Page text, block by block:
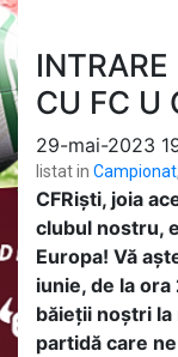
CU FC U
29-mai-2023
listat in Campionat,
CFRiști, joia
clubul nostru,
Europa! Vă
iunie, de la
băieții noștri la
partidă care